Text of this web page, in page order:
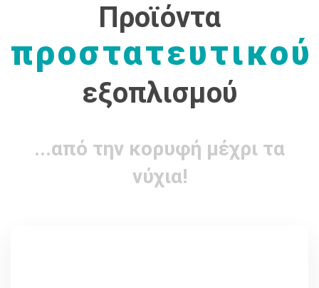
Προϊόντα
προστατευτικού
εξοπλισμού
...από την κορυφή μέχρι τα
νύχια!